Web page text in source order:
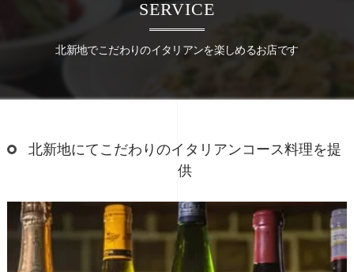
北新地でこだわりのイタリアンを楽しめるお店です
SERVICE
北新地にてこだわりのイタリアンコース料理を提
供